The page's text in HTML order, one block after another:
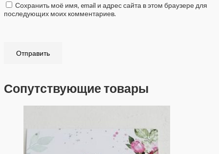
Сохранить моё имя, email и адрес сайта в этом браузере для
последующих моих комментариев.
Сопутствующие товары